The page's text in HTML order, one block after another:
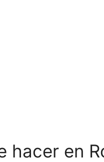
hacer en